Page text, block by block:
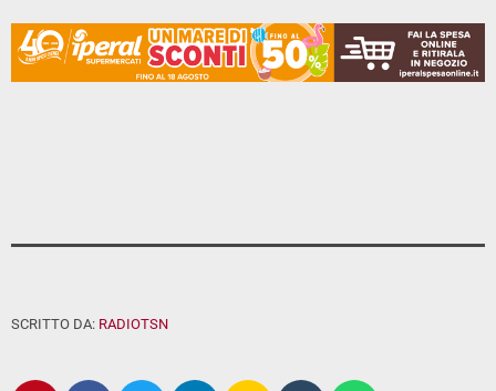
SCRITTO DA: RADIOTSN